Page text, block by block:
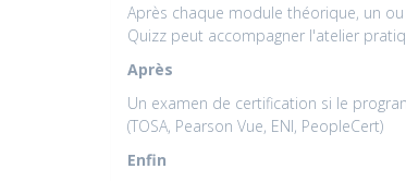
Après chaque module théorique, un
Quizz peut accompagner l'atelier
Après
Un examen de certification si le
(TOSA, Pearson Vue, ENI, PeopleCert)
Enfin